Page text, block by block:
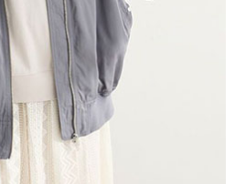
覽以下網址：
定代理人或監護人之同意方可使用
申辦者引起之損失，本公司不負相關責
將依據個別帳號之用戶狀況，依本公司即
有額度不足之情形，本公司將視審查結果
他人資訊註冊。若發現惡意使用之情形，
該用戶之使用額度並採取法律行動。
上)免運費
上)免運費